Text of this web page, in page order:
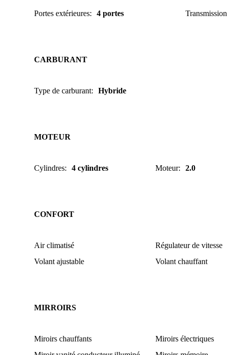
Portes extérieures: 4 portes Transmission
CARBURANT
Type de carburant: Hybride
MOTEUR
Cylindres: 4 cylindres Moteur: 2.0
CONFORT
Air climatisé Régulateur de vitesse
Volant ajustable
Volant chauffant
MIRROIRS
Miroirs chauffants Miroirs électriques